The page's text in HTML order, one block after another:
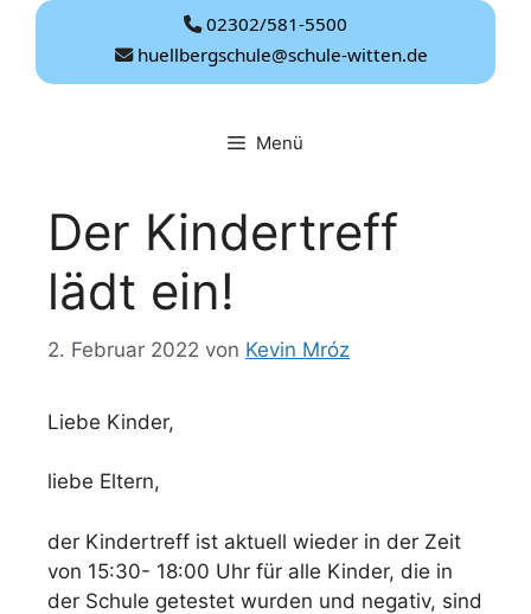
Zum
springen
02302/581-5500
huellbergschule@schule-witten.de
Menü
Der Kindertreff
lädt ein!
2. Februar 2022 von Kevin Mróz
Liebe Kinder,
liebe Eltern,
der Kindertreff ist aktuell wieder in der Zeit
von 15:30- 18:00 Uhr für alle Kinder, die in
der Schule getestet wurden und negativ, sind